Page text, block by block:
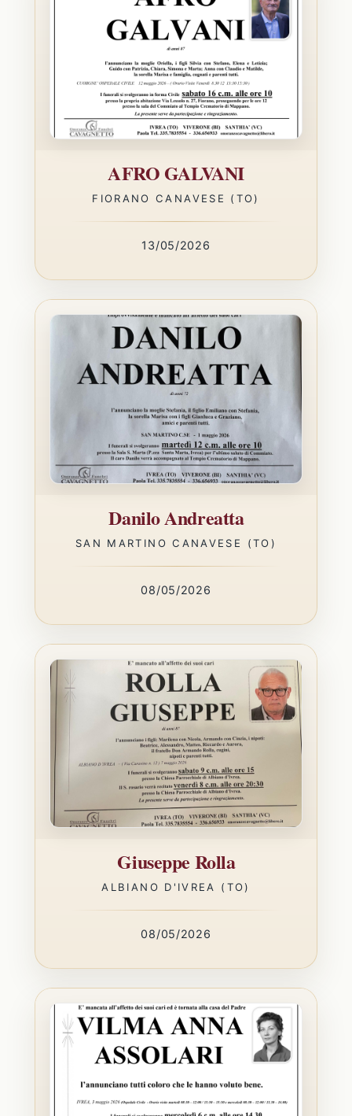
AFRO GALVANI
FIORANO CANAVESE (TO)
13/05/2026
Danilo Andreatta
SAN MARTINO CANAVESE (TO)
08/05/2026
Giuseppe Rolla
ALBIANO D'IVREA (TO)
08/05/2026